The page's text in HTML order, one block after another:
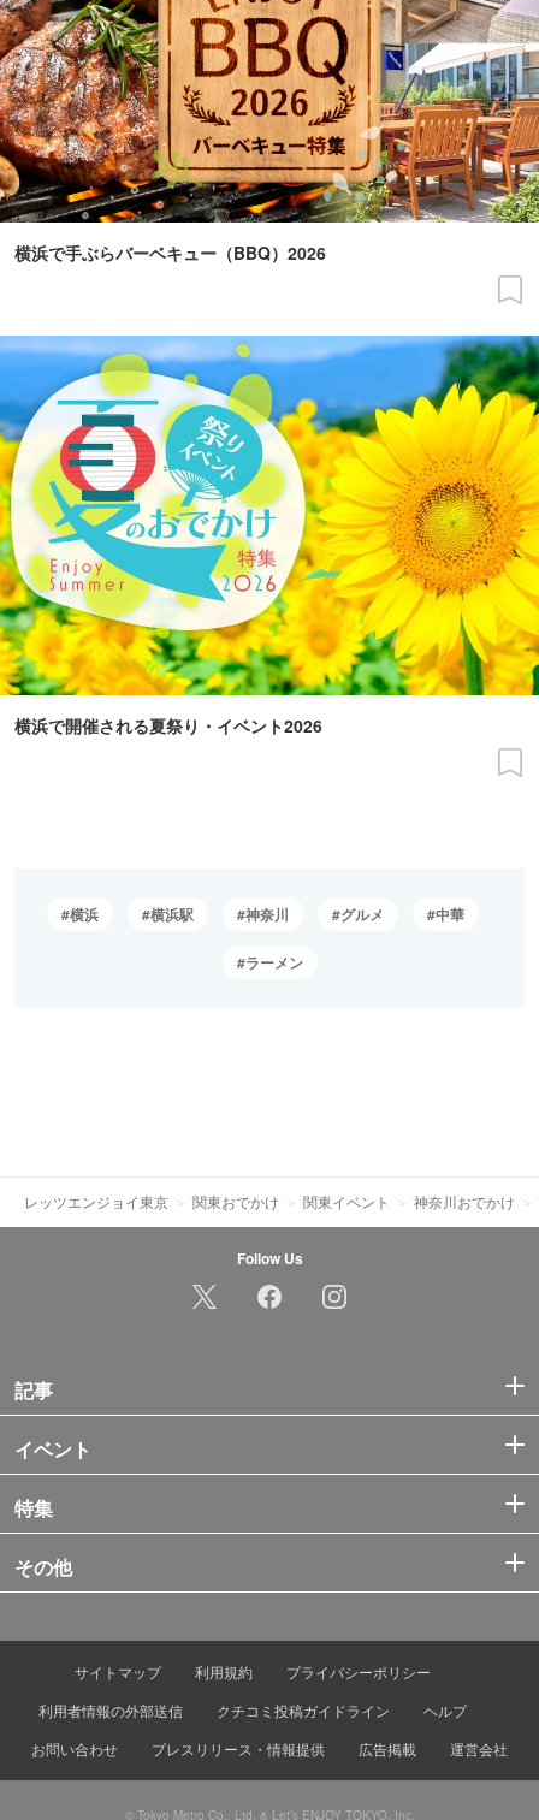
横浜で手ぶらバーベキュー（BBQ）2026
横浜で開催される夏祭り・イベント2026
横浜 横浜駅 神奈川 グルメ 中華
ラーメン
レッツエンジョイ東京 関東おでかけ 関東イベント 神奈川おでかけ
Follow Us
記事
イベント
特集
その他
サイトマップ 利用規約
プライバシーポリシー
利用者情報の外部送信
クチコミ投稿ガイドライン
ヘルプ
お問い合わせ
プレスリリース・情報提供 広告掲載 運営会社
© Tokyo Metro Co., Ltd. & Let’s ENJOY TOKYO, Inc.